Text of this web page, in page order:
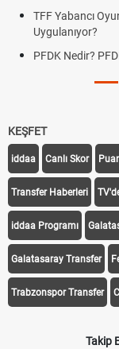
Oyuncu Kuralı
PFDK Açılımı,
KEŞFET
iddaa Canlı Skor
Transfer Haberleri
iddaa Programı
Galatasaray Transfer
Trabzonspor Transfer